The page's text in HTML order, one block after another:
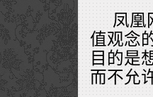
凤凰
值观念
目的是
而不允